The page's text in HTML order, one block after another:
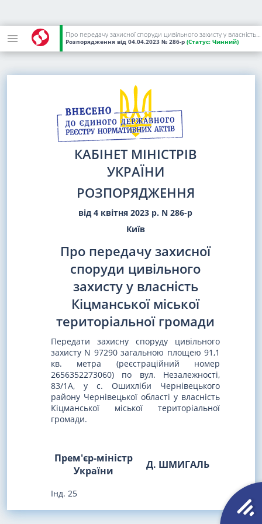
Про передачу захисної споруди цивільного захисту у власність Кіцманської міської територіальної громади
Розпорядження від 04.04.2023 № 286-р (Статус: Чинний)
КАБІНЕТ МІНІСТРІВ
УКРАЇНИ
РОЗПОРЯДЖЕННЯ
від 4 квітня 2023 р. N 286-р
Київ
Про передачу захисної
споруди цивільного
захисту у власність
Кіцманської міської
територіальної громади
Передати захисну споруду цивільного
захисту N 97290 загальною площею 91,1
кв. метра (реєстраційний номер
2656352273060) по вул. Незалежності,
83/1А, у с. Ошихліби Чернівецького
району Чернівецької області у власність
Кіцманської міської територіальної
громади.
Прем'єр-міністр
України
Д. ШМИГАЛЬ
Інд. 25